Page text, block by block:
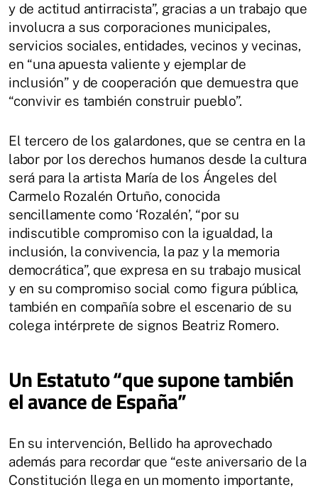
y de actitud antirracista”, gracias a un trabajo que
involucra a sus corporaciones municipales,
servicios sociales, entidades, vecinos y vecinas,
en “una apuesta valiente y ejemplar de
inclusión” y de cooperación que demuestra que
“convivir es también construir pueblo”.
El tercero de los galardones, que se centra en la
labor por los derechos humanos desde la cultura
será para la artista María de los Ángeles del
Carmelo Rozalén Ortuño, conocida
sencillamente como ‘Rozalén’, “por su
indiscutible compromiso con la igualdad, la
inclusión, la convivencia, la paz y la memoria
democrática”, que expresa en su trabajo musical
y en su compromiso social como figura pública,
también en compañía sobre el escenario de su
colega intérprete de signos Beatriz Romero.
Un Estatuto “que supone también
el avance de España”
En su intervención, Bellido ha aprovechado
además para recordar que “este aniversario de la
Constitución llega en un momento importante,